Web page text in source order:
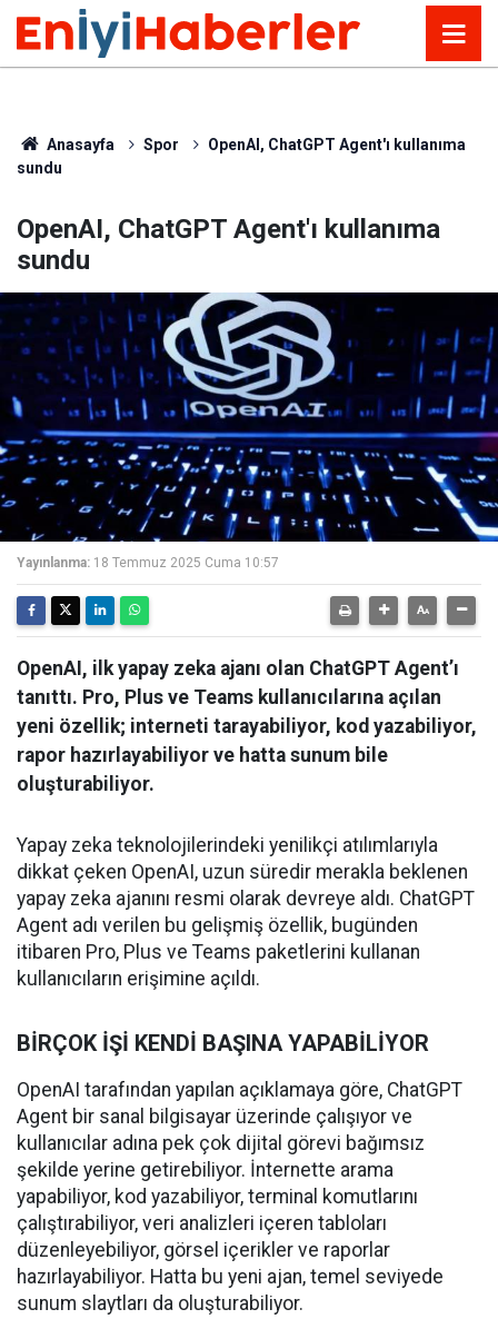
Anasayfa Spor
OpenAI, ChatGPT Agent'ı kullanıma
sundu
OpenAI, ChatGPT Agent'ı kullanıma
sundu
Yayınlanma: 18 Temmuz 2025 Cuma 10:57
OpenAI, ilk yapay zeka ajanı olan ChatGPT Agent’ı
tanıttı. Pro, Plus ve Teams kullanıcılarına açılan
yeni özellik; interneti tarayabiliyor, kod yazabiliyor,
rapor hazırlayabiliyor ve hatta sunum bile
oluşturabiliyor.
Yapay zeka teknolojilerindeki yenilikçi atılımlarıyla
dikkat çeken OpenAI, uzun süredir merakla beklenen
yapay zeka ajanını resmi olarak devreye aldı. ChatGPT
Agent adı verilen bu gelişmiş özellik, bugünden
itibaren Pro, Plus ve Teams paketlerini kullanan
kullanıcıların erişimine açıldı.
BİRÇOK İŞİ KENDİ BAŞINA YAPABİLİYOR
OpenAI tarafından yapılan açıklamaya göre, ChatGPT
Agent bir sanal bilgisayar üzerinde çalışıyor ve
kullanıcılar adına pek çok dijital görevi bağımsız
şekilde yerine getirebiliyor. İnternette arama
yapabiliyor, kod yazabiliyor, terminal komutlarını
çalıştırabiliyor, veri analizleri içeren tabloları
düzenleyebiliyor, görsel içerikler ve raporlar
hazırlayabiliyor. Hatta bu yeni ajan, temel seviyede
sunum slaytları da oluşturabiliyor.